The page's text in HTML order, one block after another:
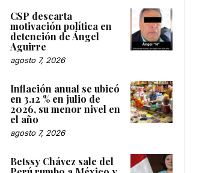
CSP descarta
motivación política en
detención de Ángel
Aguirre
agosto 7, 2026
Inflación anual se ubicó
en 3.12 % en julio de
2026, su menor nivel en
el año
agosto 7, 2026
Betssy Chávez sale del